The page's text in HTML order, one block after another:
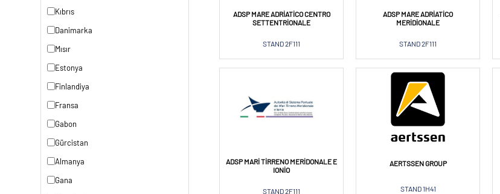
Kıbrıs
Danimarka
Mısır
Estonya
Finlandiya
Fransa
Gabon
Gürcistan
Almanya
Gana
ADSP MARE ADRIATICO CENTRO
SETTENTRIONALE
STAND 2F111
ADSP MARE ADRIATICO
MERIDIONALE
STAND 2F111
ADSP MARI TIRRENO MERIDONALE E
IONIO
STAND 2F111
AERTSSEN GROUP
STAND 1H41